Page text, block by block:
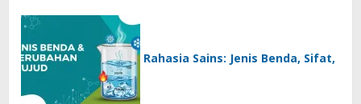
Rahasia Sains: Jenis Benda, Sifat,